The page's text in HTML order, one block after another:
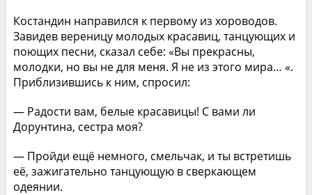
Костандин направился к первому из хороводов.
Завидев вереницу молодых красавиц, танцующих и
поющих песни, сказал себе: «Вы прекрасны,
молодки, но вы не для меня. Я не из этого мира… «.
Приблизившись к ним, спросил:
— Радости вам, белые красавицы! С вами ли
Дорунтина, сестра моя?
— Пройди ещё немного, смельчак, и ты встретишь
её, зажигательно танцующую в сверкающем
одеянии.